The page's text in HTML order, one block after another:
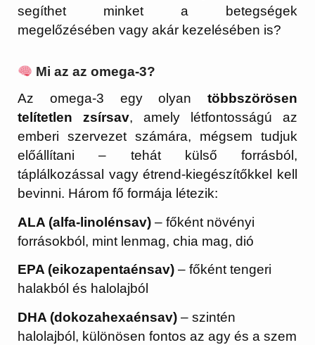
segíthet minket a betegségek
megelőzésében vagy akár kezelésében is?
Mi az az omega-3?
Az omega-3 egy olyan többszörösen
telítetlen zsírsav, amely létfontosságú az
emberi szervezet számára, mégsem tudjuk
előállítani – tehát külső forrásból,
táplálkozással vagy étrend-kiegészítőkkel kell
bevinni. Három fő formája létezik:
ALA (alfa-linolénsav) – főként növényi
forrásokból, mint lenmag, chia mag, dió
EPA (eikozapentaénsav) – főként tengeri
halakból és halolajból
DHA (dokozahexaénsav) – szintén
halolajból, különösen fontos az agy és a szem